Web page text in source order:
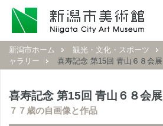
新潟市ホーム 観光・文化・スポーツ
ャラリー
喜寿記念 第15回 青山６８会展
喜寿記念 第15回 青山６８会展
７７歳の自画像と作品